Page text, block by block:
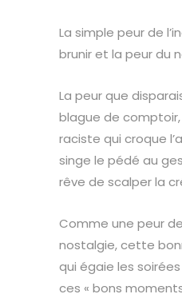
La simple peur de
brunir et la peur du
La peur que
blague de
raciste qui croque
singe le pédé au
rêve de scalper la
Comme une peur
nostalgie, cette
qui égaie les
ces « bons